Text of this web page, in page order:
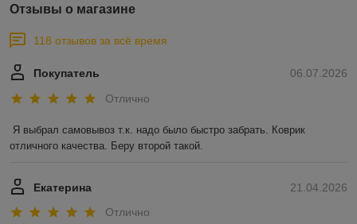
Отзывы о магазине
118 отзывов за всё время
06.07.2026
Покупатель
Отлично
Я выбрал самовывоз т.к. надо было быстро забрать. Коврик
отличного качества. Беру второй такой.
21.04.2026
Екатерина
Отлично